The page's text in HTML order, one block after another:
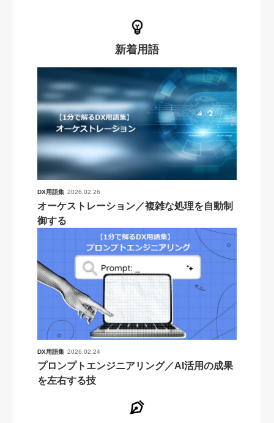
新着用語
DX用語集 2026.02.26
オーケストレーション／複雑な処理を自動制
御する
DX用語集 2026.02.24
プロンプトエンジニアリング／AI活用の成果
を左右する技